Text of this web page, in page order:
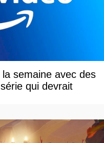
semaine avec des
qui devrait